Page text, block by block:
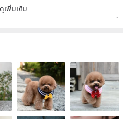
ดูเพิ่มเติม